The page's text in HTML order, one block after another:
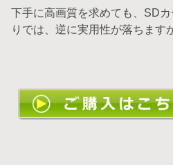
下手に高画質を求めても、SD
りでは、逆に実用性が落ちます